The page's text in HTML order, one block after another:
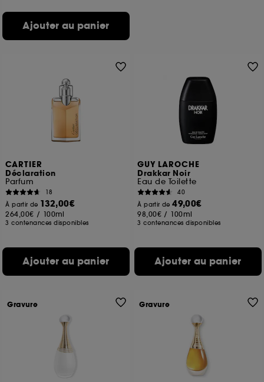
Ajouter au panier
CARTIER
Déclaration
Parfum
18
À partir de 132,00€
264,00€ / 100ml
3 contenances disponibles
Ajouter au panier
GUY LAROCHE
Drakkar Noir
Eau de Toilette
40
À partir de49,00€
98,00€ / 100ml
3 contenances disponibles
Ajouter au panier
Gravure Gravure